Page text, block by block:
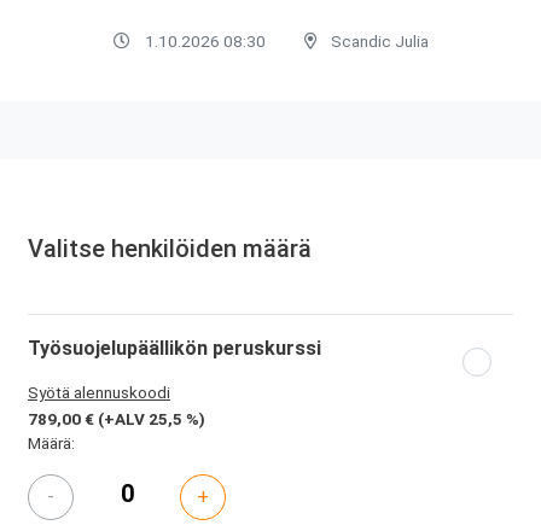
1.10.2026 08:30 Scandic Julia
Valitse henkilöiden määrä
Työsuojelupäällikön peruskurssi
Syötä alennuskoodi
789,00 € (+ALV 25,5 %)
Määrä:
- +